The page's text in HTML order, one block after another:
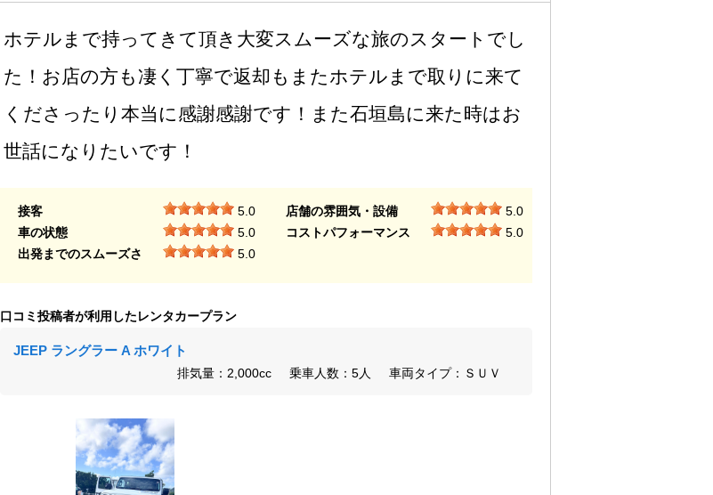
ホテルまで持ってきて頂き大変スムーズな旅のスタートでし
た！お店の方も凄く丁寧で返却もまたホテルまで取りに来て
くださったり本当に感謝感謝です！また石垣島に来た時はお
世話になりたいです！
接客 5.0 店舗の雰囲気・設備
5.0
車の状態
5.0 コストパフォーマンス
5.0
出発までのスムーズさ
5.0
口コミ投稿者が利用したレンタカープラン
JEEP ラングラー A ホワイト
車両タイプ：ＳＵＶ
乗車人数：5人
排気量：2,000cc